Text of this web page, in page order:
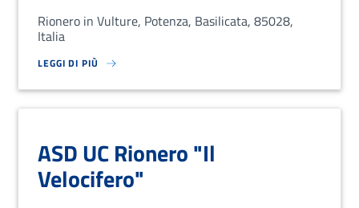
Rionero in Vulture, Potenza, Basilicata, 85028,
Italia
LEGGI DI PIÙ
SU LOREM IPSUM DOLOR SIT AMET, CONSECTETUR ADIPISCING
ASD UC Rionero "Il
Velocifero"